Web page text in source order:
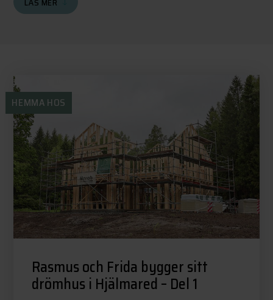
HEMMA HOS
Rasmus och Frida bygger sitt
drömhus i Hjälmared – Del 1